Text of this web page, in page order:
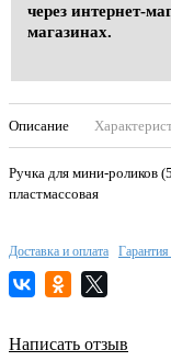
через интернет-
магазинах.
Описание
Ручка для мини-роликов
Доставка и оплата
Написать отзыв